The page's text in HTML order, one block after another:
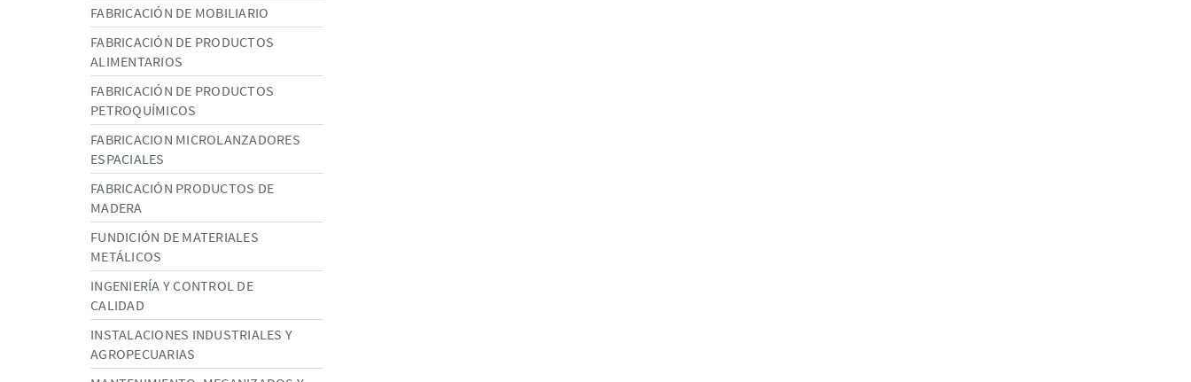
FABRICACIÓN DE MOBILIARIO
FABRICACIÓN DE PRODUCTOS
ALIMENTARIOS
FABRICACIÓN DE PRODUCTOS
PETROQUÍMICOS
FABRICACION MICROLANZADORES
ESPACIALES
FABRICACIÓN PRODUCTOS DE
MADERA
FUNDICIÓN DE MATERIALES
METÁLICOS
INGENIERÍA Y CONTROL DE
CALIDAD
INSTALACIONES INDUSTRIALES Y
AGROPECUARIAS